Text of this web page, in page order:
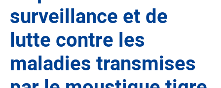
surveillance et de
lutte contre les
maladies transmises